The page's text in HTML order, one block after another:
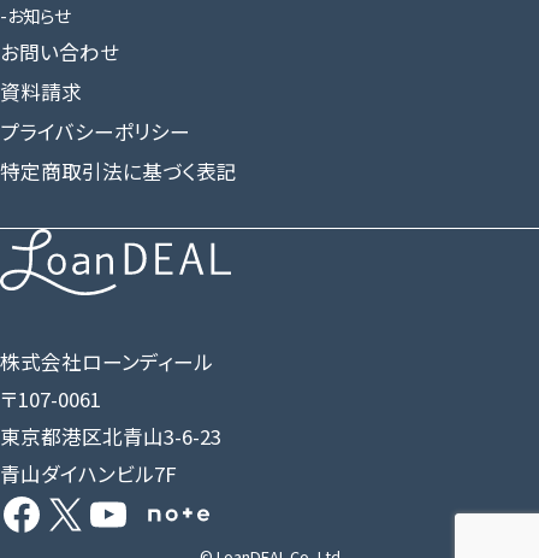
株式会社ローンディール
〒107-0061
東京都港区北青山3-6-23
青山ダイハンビル7F
Facebook
X YouTube
Share Icon
お知らせ
お問い合わせ
資料請求
プライバシーポリシー
特定商取引法に基づく表記